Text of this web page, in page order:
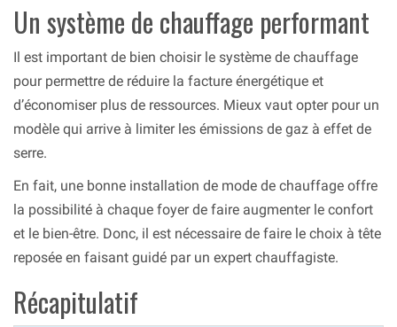
Un système de chauffage performant
Il est important de bien choisir le système de chauffage
pour permettre de réduire la facture énergétique et
d’économiser plus de ressources. Mieux vaut opter pour un
modèle qui arrive à limiter les émissions de gaz à effet de
serre.
En fait, une bonne installation de mode de chauffage offre
la possibilité à chaque foyer de faire augmenter le confort
et le bien-être. Donc, il est nécessaire de faire le choix à tête
reposée en faisant guidé par un expert chauffagiste.
Récapitulatif